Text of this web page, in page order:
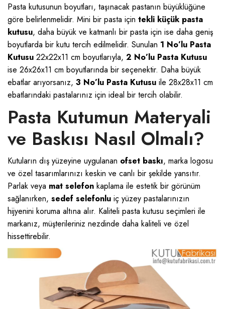
Pasta kutusunun boyutları, taşınacak pastanın büyüklüğüne
göre belirlenmelidir. Mini bir pasta için tekli küçük pasta
kutusu, daha büyük ve katmanlı bir pasta için ise daha geniş
boyutlarda bir kutu tercih edilmelidir. Sunulan 1 No’lu Pasta
Kutusu 22x22x11 cm boyutlarıyla, 2 No’lu Pasta Kutusu
ise 26x26x11 cm boyutlarında bir seçenektir. Daha büyük
ebatlar arıyorsanız, 3 No’lu Pasta Kutusu ile 28x28x11 cm
ebatlarındaki pastalarınız için ideal bir tercih olabilir.
Pasta Kutumun Materyali
ve Baskısı Nasıl Olmalı?
Kutuların dış yüzeyine uygulanan ofset baskı, marka logosu
ve özel tasarımlarınızı keskin ve canlı bir şekilde yansıtır.
Parlak veya mat selefon kaplama ile estetik bir görünüm
sağlanırken, sedef selefonlu iç yüzey pastalarınızın
hijyenini koruma altına alır. Kaliteli pasta kutusu seçimleri ile
markanız, müşterileriniz nezdinde daha kaliteli ve özel
hissettirebilir.